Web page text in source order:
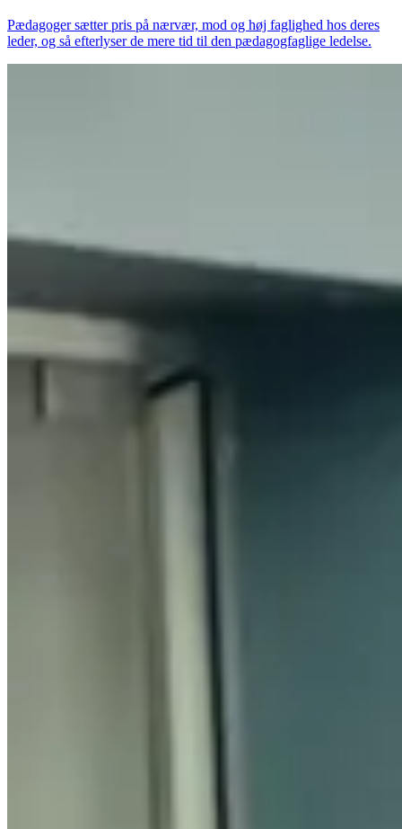
Pædagoger sætter pris på nærvær, mod og høj faglighed hos deres
leder, og så efterlyser de mere tid til den pædagogfaglige ledelse.